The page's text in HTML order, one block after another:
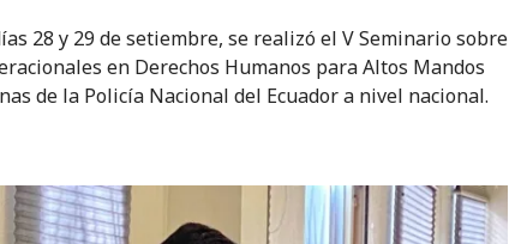
28 y 29 de setiembre, se realizó el V Seminario sobre
en Derechos Humanos para Altos Mandos
de la Policía Nacional del Ecuador a nivel nacional.